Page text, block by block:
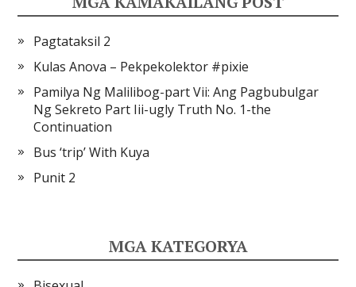
Pagtataksil 2
Kulas Anova – Pekpekolektor #pixie
Pamilya Ng Malilibog-part Vii: Ang Pagbubulgar
Ng Sekreto Part Iii-ugly Truth No. 1-the
Continuation
Bus ‘trip’ With Kuya
Punit 2
MGA KATEGORYA